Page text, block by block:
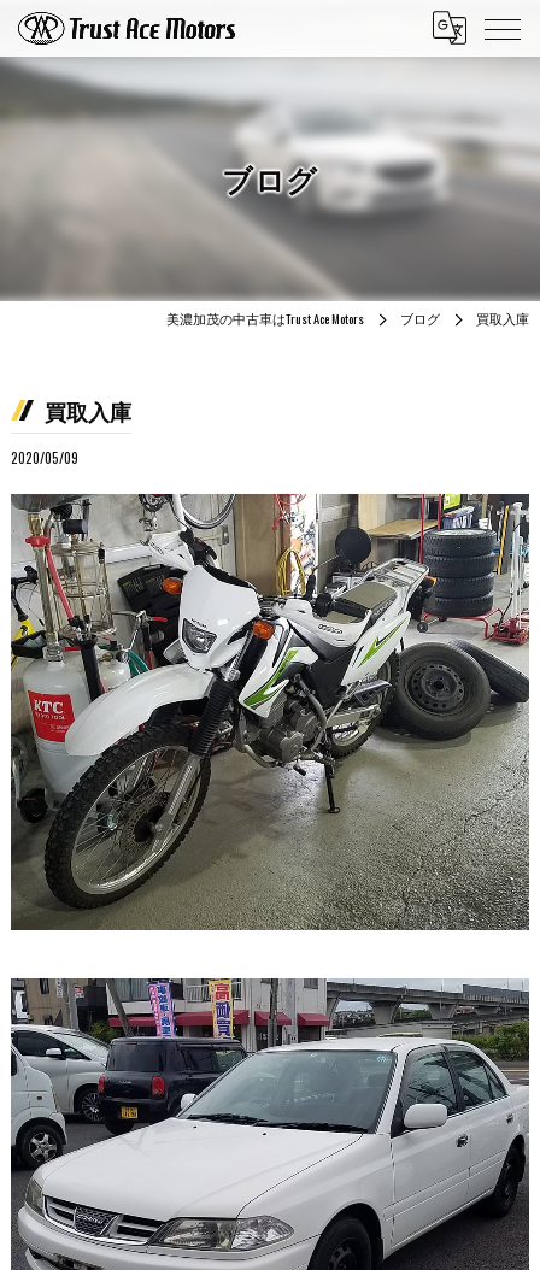
ブログ
美濃加茂の中古車はTrust Ace Motors ブログ 買取入庫
買取入庫
2020/05/09